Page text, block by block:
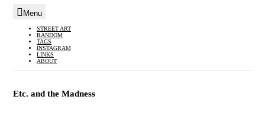
Skip
content
Menu
STREET ART
RANDOM
TAGS
INSTAGRAM
LINKS
ABOUT
Etc. and the Madness